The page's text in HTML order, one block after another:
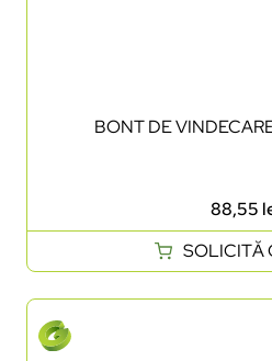
BONT DE
88,55
SOLICITĂ